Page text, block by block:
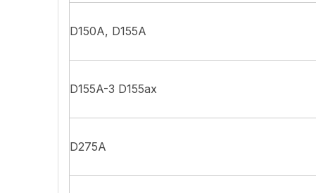
D150A, D155A
D155A-3 D155ax
D275A